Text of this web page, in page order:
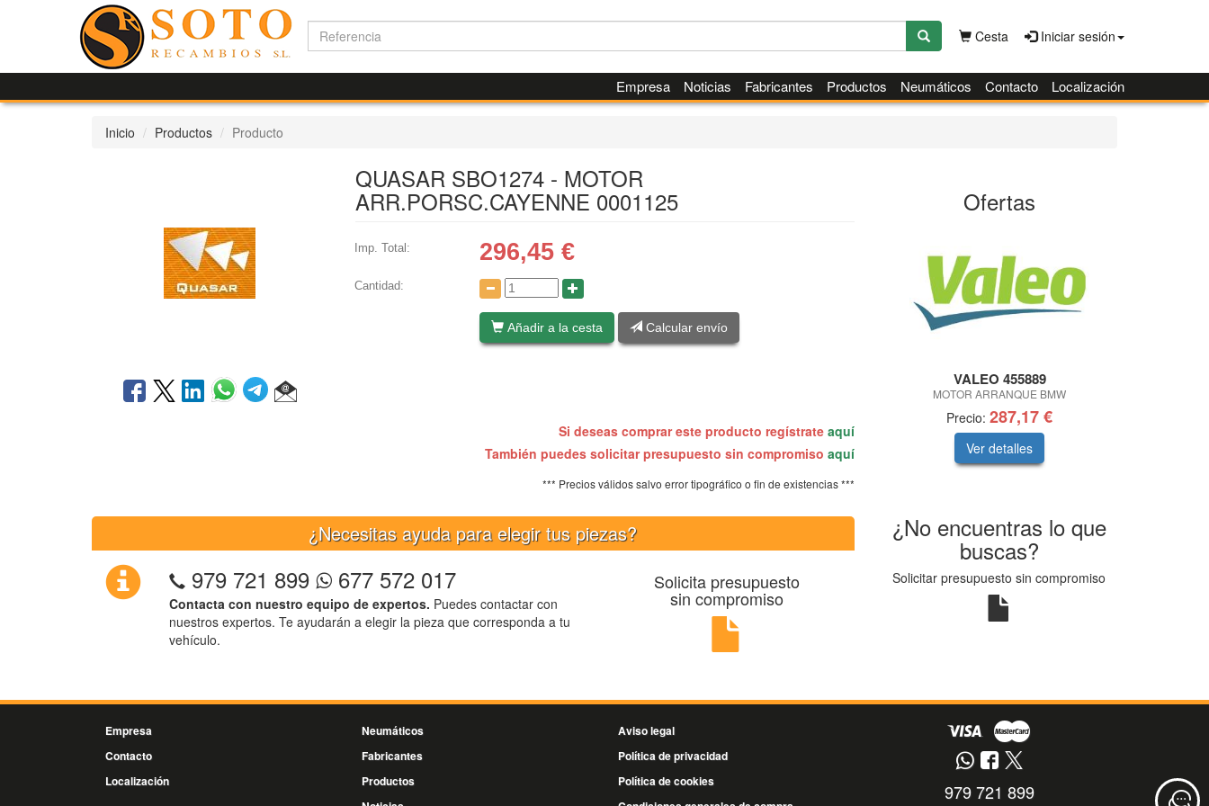
Cesta Iniciar sesión
Empresa Noticias Fabricantes Productos Neumáticos Contacto Localización
Inicio Productos Producto
QUASAR SBO1274 - MOTOR
ARR.PORSC.CAYENNE 0001125
Imp. Total: 296,45 €
Cantidad:
Añadir a la cesta Calcular envío
Si deseas comprar este producto regístrate aquí
También puedes solicitar presupuesto sin compromiso aquí
*** Precios válidos salvo error tipográfico o fin de existencias ***
¿Necesitas ayuda para elegir tus piezas?
979 721 899 677 572 017
Contacta con nuestro equipo de expertos. Puedes contactar con
nuestros expertos. Te ayudarán a elegir la pieza que corresponda a tu
vehículo.
Solicita presupuesto
sin compromiso
Ofertas
VALEO 455889
MOTOR ARRANQUE BMW
Precio: 287,17 €
Ver detalles
¿No encuentras lo que
buscas?
Solicitar presupuesto sin compromiso
Empresa
Contacto
Localización
Neumáticos
Fabricantes
Productos
Aviso legal
Política de privacidad
Política de cookies
979 721 899